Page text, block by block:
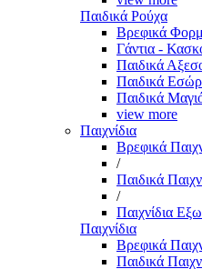
Παιδικά Ρούχα
Βρεφικά
Γάντια -
Παιδικά
Παιδικά
Παιδικά
view more
Παιχνίδια
Βρεφικά
/
Παιδικά
/
Παιχνίδια
Παιχνίδια
Βρεφικά
Παιδικά